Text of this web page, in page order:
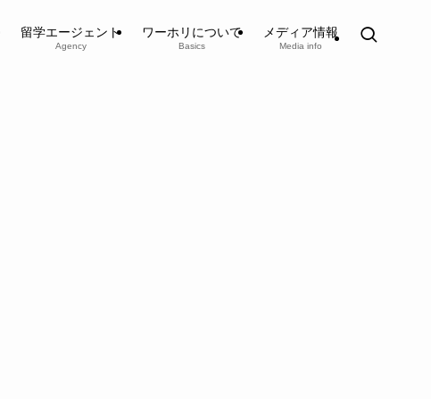
留学エージェント
Agency
ワーホリについて
Basics
メディア情報
Media info